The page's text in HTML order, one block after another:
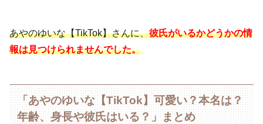
あやのゆいな【TikTok】さんに、彼氏がいるかどうかの情
報は見つけられませんでした。
「あやのゆいな【TikTok】可愛い？本名は？
年齢、身長や彼氏はいる？」まとめ